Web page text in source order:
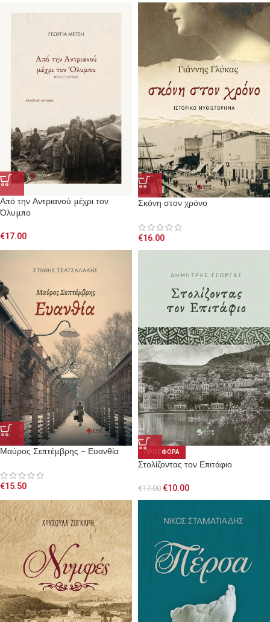
Από την Αντριανού μέχρι τον
Όλυμπο
€17.00
Σκόνη στον χρόνο
€16.00
Μαύρος Σεπτέμβρης – Ευανθία
€15.50
ΠΡΟΣΦΟΡΑ
Στολίζοντας τον Επιτάφιο
€17.00 €10.00